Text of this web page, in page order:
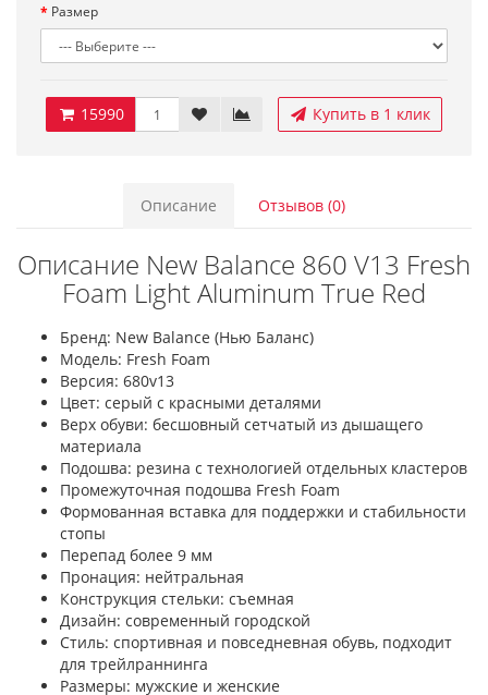
Размер
15990 Купить в 1 клик
Описание Отзывов (0)
Описание New Balance 860 V13 Fresh
Foam Light Aluminum True Red
Бренд: New Balance (Нью Баланс)
Модель: Fresh Foam
Версия: 680v13
Цвет: серый с красными деталями
Верх обуви: бесшовный сетчатый из дышащего
материала
Подошва: резина с технологией отдельных кластеров
Промежуточная подошва Fresh Foam
Формованная вставка для поддержки и стабильности
стопы
Перепад более 9 мм
Пронация: нейтральная
Конструкция стельки: съемная
Дизайн: современный городской
Стиль: спортивная и повседневная обувь, подходит
для трейлраннинга
Размеры: мужские и женские